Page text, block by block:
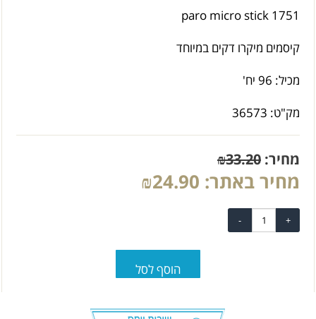
paro micro stick 1751
קיסמים מיקרו דקים במיוחד
מכיל: 96 יח'
מק"ט: 36573
מחיר: ₪33.20
מחיר באתר: ₪24.90
הוסף לסל